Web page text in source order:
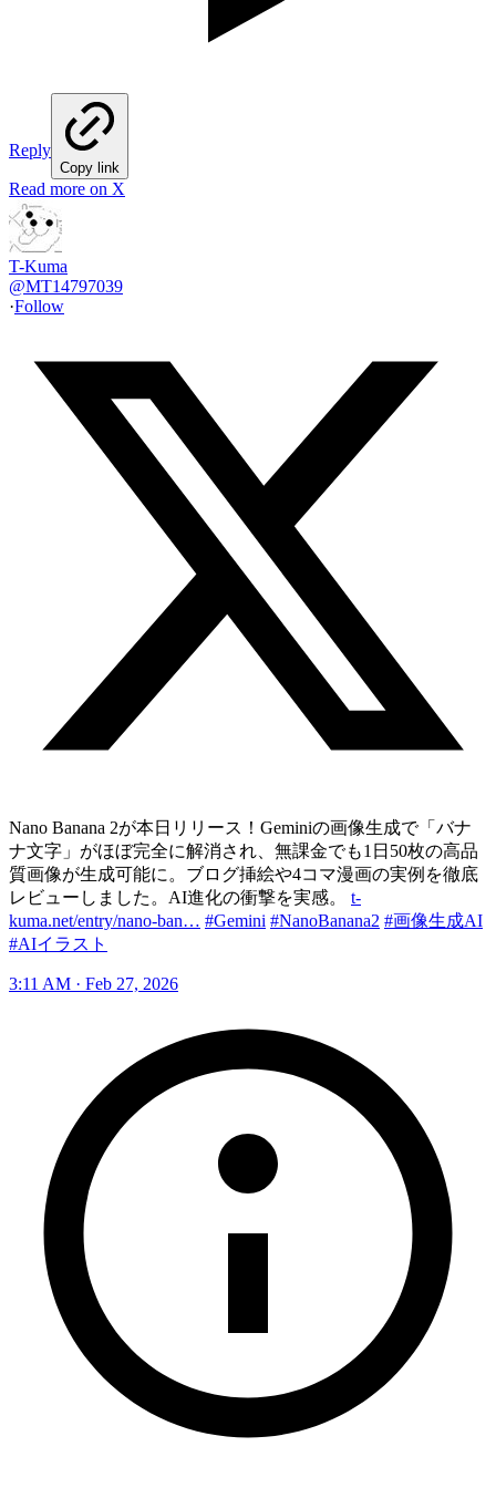
Reply
Copy link
Read more on X
T-Kuma
@MT14797039
·Follow
Nano Banana 2が本日リリース！Geminiの画像生成で「バナ
ナ文字」がほぼ完全に解消され、無課金でも1日50枚の高品
質画像が生成可能に。ブログ挿絵や4コマ漫画の実例を徹底
レビューしました。AI進化の衝撃を実感。 t-
kuma.net/entry/nano-ban… #Gemini #NanoBanana2 #画像生成AI
#AIイラスト
3:11 AM · Feb 27, 2026